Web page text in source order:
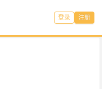
登录 注册